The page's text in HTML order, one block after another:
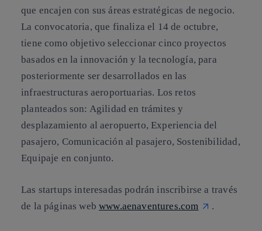
que encajen con sus áreas estratégicas de negocio.
La convocatoria, que finaliza el 14 de octubre,
tiene como objetivo seleccionar cinco proyectos
basados en la innovación y la tecnología, para
posteriormente ser desarrollados en las
infraestructuras aeroportuarias. Los retos
planteados son: Agilidad en trámites y
desplazamiento al aeropuerto, Experiencia del
pasajero, Comunicación al pasajero, Sostenibilidad,
Equipaje en conjunto.
Las startups interesadas podrán inscribirse a través
de la páginas webwww.aenaventures.com .